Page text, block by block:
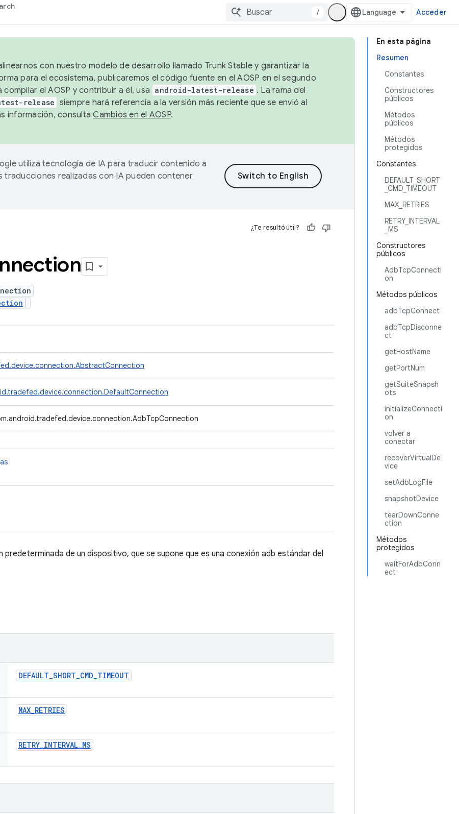
/ Acceder
En esta página
Resumen
Constantes
Constructores
públicos
Métodos
públicos
Métodos
protegidos
Constantes
DEFAULT_SHORT
_CMD_TIMEOUT
MAX_RETRIES
RETRY_INTERVAL
_MS
Constructores
públicos
AdbTcpConnecti
on
Métodos públicos
adbTcpConnect
adbTcpDisconne
ct
getHostName
getPortNum
getSuiteSnapsh
ots
initializeConnecti
on
volver a
conectar
recoverVirtualDe
vice
setAdbLogFile
snapshotDevice
tearDownConne
ction
Métodos
protegidos
waitForAdbConn
ect
con nuestro modelo de desarrollo llamado Trunk Stable y garantizar la
para el ecosistema, publicaremos el código fuente en el AOSP en el segundo
el AOSP y contribuir a él, usa android-latest-release . La rama del
release siempre hará referencia a la versión más reciente que se envió al
información, consultaCambios en el AOSP.
utiliza tecnología de IA para traducir contenido a
traducciones realizadas con IA pueden contener
¿Te resultó útil?
predeterminada de un dispositivo, que se supone que es una conexión adb estándar del
DEFAULT_SHORT_CMD_TIMEOUT
MAX_RETRIES
RETRY_INTERVAL_MS